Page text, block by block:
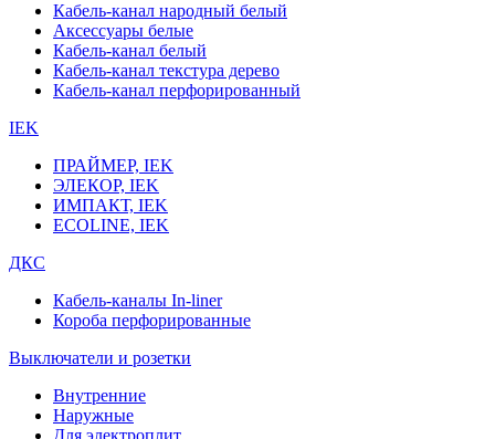
Кабель-канал народный белый
Аксессуары белые
Кабель-канал белый
Кабель-канал текстура дерево
Кабель-канал перфорированный
IEK
ПРАЙМЕР, IEK
ЭЛЕКОР, IEK
ИМПАКТ, IEK
ECOLINE, IEK
ДКС
Кабель-каналы In-liner
Короба перфорированные
Выключатели и розетки
Внутренние
Наружные
Для электроплит